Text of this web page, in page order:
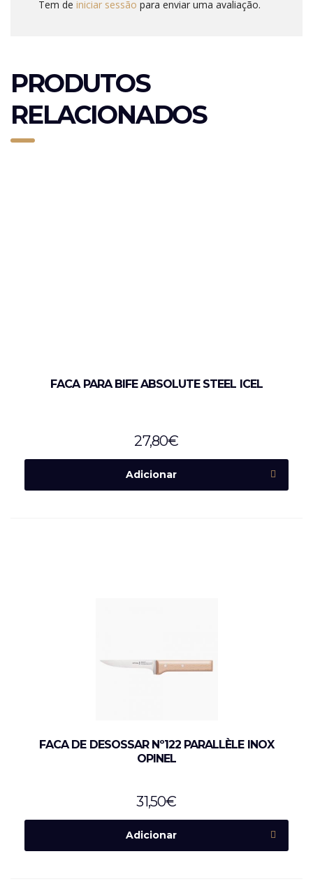
Tem de iniciar sessão para enviar uma avaliação.
PRODUTOS
RELACIONADOS
FACA PARA BIFE ABSOLUTE STEEL ICEL
27,80€
Adicionar
FACA DE DESOSSAR Nº122 PARALLÈLE INOX
OPINEL
31,50€
Adicionar